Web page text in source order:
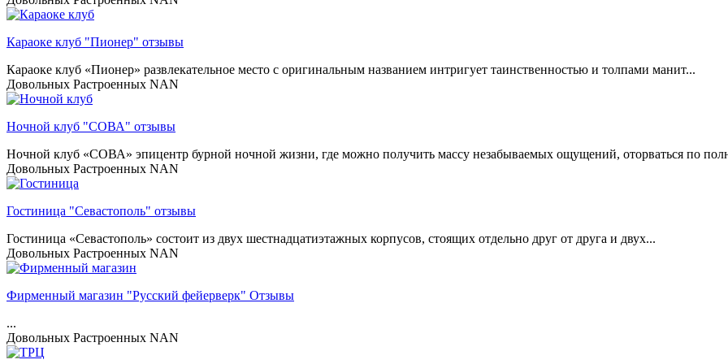
Караоке клуб "Пионер" отзывы
Караоке клуб «Пионер» развлекательное место с оригинальным названием интригует таинственностью и толпами манит...
Довольных Растроенных NAN
Ночной клуб "СОВА" отзывы
Ночной клуб «СОВА» эпицентр бурной ночной жизни, где можно получить массу незабываемых ощущений, оторваться по
Довольных Растроенных NAN
Гостиница "Севастополь" отзывы
Гостиница «Севастополь» состоит из двух шестнадцатиэтажных корпусов, стоящих отдельно друг от друга и двух...
Довольных Растроенных NAN
Фирменный магазин "Русский фейерверк" Отзывы
...
Довольных Растроенных NAN